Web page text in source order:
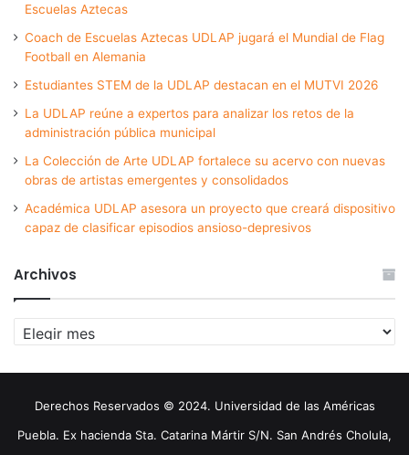
Escuelas Aztecas
Coach de Escuelas Aztecas UDLAP jugará el Mundial de Flag
Football en Alemania
Estudiantes STEM de la UDLAP destacan en el MUTVI 2026
La UDLAP reúne a expertos para analizar los retos de la
administración pública municipal
La Colección de Arte UDLAP fortalece su acervo con nuevas
obras de artistas emergentes y consolidados
Académica UDLAP asesora un proyecto que creará dispositivo
capaz de clasificar episodios ansioso-depresivos
Archivos
Archivos
Derechos Reservados © 2024. Universidad de las Américas
Puebla. Ex hacienda Sta. Catarina Mártir S/N. San Andrés Cholula,